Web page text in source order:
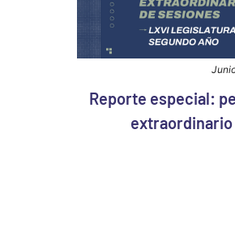
Reporte especial:
extraordinario